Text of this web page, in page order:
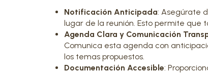
Notificación Anticipada: Asegúrate
lugar de la reunión. Esto permite que
Agenda Clara y Comunicación
Comunica esta agenda con
los temas propuestos.
Documentación Accesible: